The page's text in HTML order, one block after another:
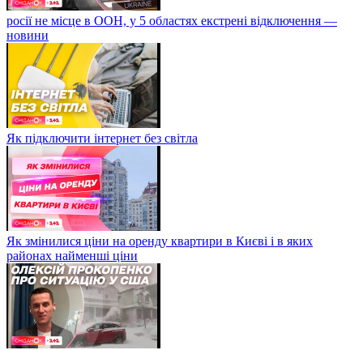
росії не місце в ООН, у 5 областях екстрені відключення —
новини
Як підключити інтернет без світла
Як змінилися ціни на оренду квартири в Києві і в яких
районах найменші ціни